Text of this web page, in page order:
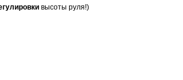
высоты руля!)